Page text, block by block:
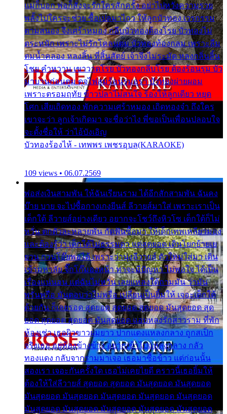
แม่ก็บอก พ่อก็สั่งจะรักใครสักครั้ง อย่าไปหวังความรวย
พลั้งไปใครจะช่วย ซื้อเปลมาไกว ให้ลูกบัวทอง เวรกรรม
ตามสนอง จึงเศร้าหมอง กลีบบัวทองต้องโรย บัวทองไม่
ตระหนัก เพราะไม่รักโคลนตม บัวทองท้องกลม เพราะลืม
ตมน้ำคลอง หลงลิ้น ที่สิ้นสัตย์ เจ้าจึงไม่ระมัด หลงกลิ่นลิ้น
โชย คำหวาน เขาวาดโรย บัวทองกลีบโรย ต้องร้อนรุม บัว
มาบานก่อนตูม ดุจไฟสุมร้อนรุมอุรา บัวทองผ่ายผอม
เพราะตรอมฤทัย ข้าวปลาไม่สนใจ ร้องไห้ลูกเดียว หยุด
โศก เสียเถิดทอง พักความเศร้าหมอง เถิดทองจ๋า ถึงใคร
เขาจะว่า ลูกเจ้าเกิดมา จะชื่อว่าไง พี่ขอเป็นเพื่อนปลอบใจ
จะตั้งชื่อให้ ว่าไอ้บังเอิญ
บัวทองร้องไห้ - เทพพร เพชรอุบล(KARAOKE)
109 views • 06.07.2569
พ่อส่งเงินสามพัน ให้ฉันเรียนราม ได้อีกสักสามพัน ฉันคง
บ๊าย บาย จะไปซื้อกางเกงยีนส์ ลีวายส์มาใส่ เพราะเราเป็น
เด็กใต้ ลีวายส์อย่างเดียว อยากจะโชว์ถึงหิวโซ เด็กใต้ก็ไม่
หวั่น ตกตัวละหลายพัน กัดฟันซื้อมา ให้เด็กเทพเหลียวมอง
และต้องรู้ว่า เด็กใต้ไม่ธรรมดา แต่สุดยอด เดินโยกย้ายเย
ยวน กวนโอ๊ยพอได้ เพราะว่านุ่งลีวายส์ ตัวใหม่ใส่มา เดิน
เข้ามหาลัย จิ๊กโก๊มองหน้า ท่าจะมีปัญหา ไม่พอใจ ได้เป็น
เรื่องแน่นอน แต่ฉันไม่หวั่น เลยแหลงใต้ถามมัน ว่ามัน
พรั่นพรือ มันตอบว่าไม่พรื่อ เปลี่ยนเป็นยิ้มให้ เจอะเด็กใต้
ด้วยกัน ก็เลยรอด สุดยอด สุดยอด สุดยอด มันสุดยอด สุด
ยอด สุดยอด สุดยอด มันสุดยอด แอบหลงรักสาวราม ที่พัก
ห้องเช่า เธอผิวขาวผมยาว ปากแดงแหลงกลาง ถูกสเป็ก
จริงเธอ อยู่ห้องข้างข้าง อยากเข้าไปแหลงกลาง กลัว
ทองแดง กลับจากรามมาเจอ เธอมาซื้อข้าว แต่ก่อนนั้น
สองเรา เจอะกันครั้งใด เธอไม่เคยไยดี คราวนี้เธอยิ้มให้
ต้องให้ใส่ลีวายส์ สุดยอด สุดยอด มันสุดยอด มันสุดยอด
มันสุดยอด มันสุดยอด มันสุดยอด มันสุดยอด มันสุดยอด
มันสุดยอด มันสุดยอด มันสุดยอด มันสุดยอด มันสุดยอด